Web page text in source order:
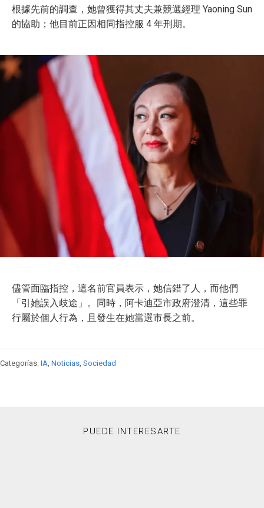
根據先前的調查，她曾獲得其丈夫兼競選經理 Yaoning Sun
的協助；他目前正因相同指控服 4 年刑期。
儘管面臨指控，這名前官員表示，她信錯了人，而他們
「引她誤入歧途」。同時，阿卡迪亞市政府澄清，這些罪
行屬於個人行為，且發生在她當選市長之前。
Categorías: IA Noticias Sociedad
PUEDE INTERESARTE